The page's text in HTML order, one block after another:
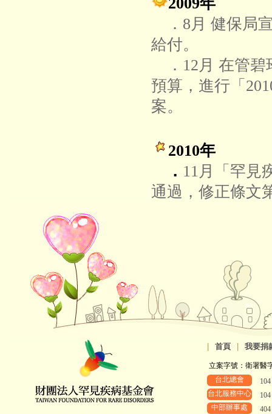
．8月 健保局
給付。
．12月 在管碧
預算，進行「
案。
2010年
． 11月「罕見
通過，修正條文
首頁 我要捐
立案字號：衛署醫
台北總會
台北服務中心
中部辦事處